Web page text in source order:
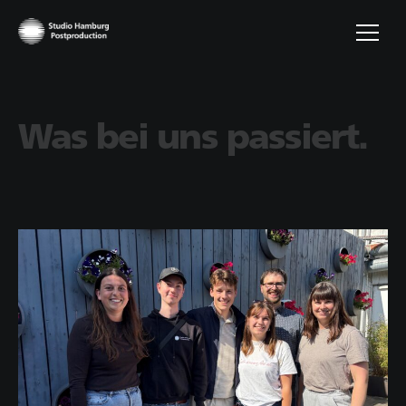
Was bei uns passiert.